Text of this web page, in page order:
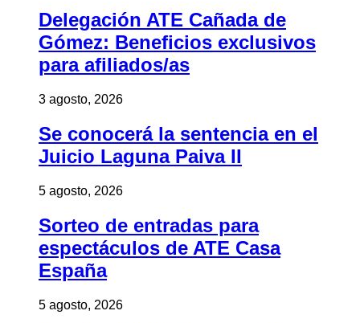
Delegación ATE Cañada de
Gómez: Beneficios exclusivos
para afiliados/as
3 agosto, 2026
Se conocerá la sentencia en el
Juicio Laguna Paiva II
5 agosto, 2026
Sorteo de entradas para
espectáculos de ATE Casa
España
5 agosto, 2026